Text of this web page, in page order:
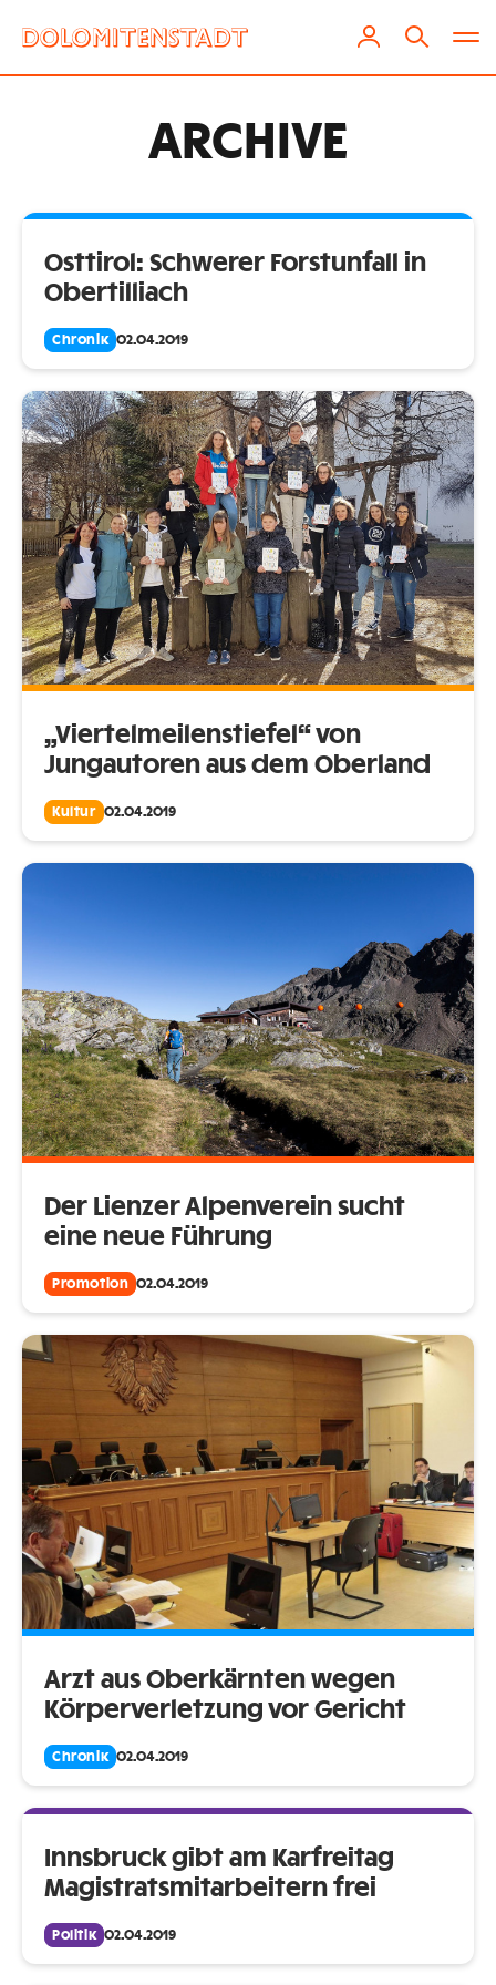
ARCHIVE
Osttirol: Schwerer Forstunfall in
Obertilliach
Chronik 02.04.2019
„Viertelmeilenstiefel“ von
Jungautoren aus dem Oberland
Kultur 02.04.2019
Der Lienzer Alpenverein sucht
eine neue Führung
Promotion 02.04.2019
Arzt aus Oberkärnten wegen
Körperverletzung vor Gericht
Chronik 02.04.2019
Innsbruck gibt am Karfreitag
Magistratsmitarbeitern frei
Politik 02.04.2019